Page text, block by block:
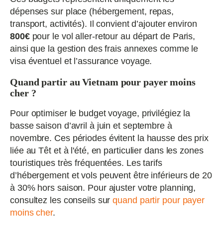
dépenses sur place (hébergement, repas,
transport, activités). Il convient d’ajouter environ
800€pour le vol aller-retour au départ de Paris,
ainsi que la gestion des frais annexes comme le
visa éventuel et l’assurance voyage.
Quand partir au Vietnam pour payer moins
cher ?
Pour optimiser le budget voyage, privilégiez la
basse saison d’avril à juin et septembre à
novembre. Ces périodes évitent la hausse des prix
liée au Têt et à l'été, en particulier dans les zones
touristiques très fréquentées. Les tarifs
d’hébergement et vols peuvent être inférieurs de 20
à 30% hors saison. Pour ajuster votre planning,
consultez les conseils surquand partir pour payer
moins cher.